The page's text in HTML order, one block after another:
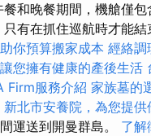
和晚餐期間，機艙僅
有在抓住巡航時才能結
你預算搬家成本 經絡調
您擁有健康的產後生活
Firm服務介紹 家族墓的
新北市安養院，為您提
運送到開曼群島。 了解